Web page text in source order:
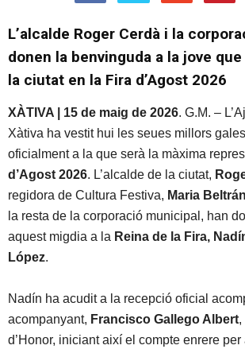
L’alcalde Roger Cerdà i la
donen la benvinguda a la jove
la ciutat en la Fira d’Agost 2026
XÀTIVA | 15 de maig de 2026. G.M. –
Xàtiva ha vestit hui les seues millors
oficialment a la que serà la màxima
d’Agost 2026. L’alcalde de la ciutat,
regidora de Cultura Festiva, Maria Beltrán
la resta de la corporació municipal, han
aquest migdia a la Reina de la Fira,
López.
Nadín ha acudit a la recepció oficial
acompanyant, Francisco Gallego Albert,
d’Honor, iniciant així el compte enrere